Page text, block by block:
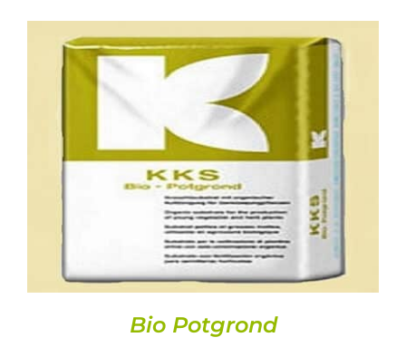
DETALLES
Bio Potgrond